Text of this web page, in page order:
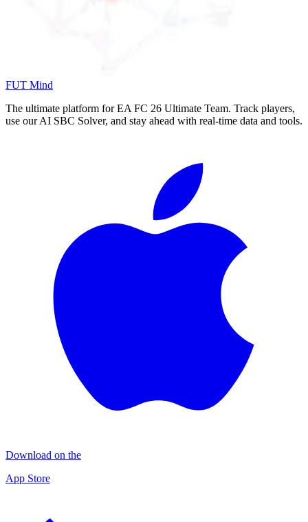
FUT Mind
The ultimate platform for EA FC 26 Ultimate Team. Track players,
use our AI SBC Solver, and stay ahead with real-time data and tools.
Download on the
App Store